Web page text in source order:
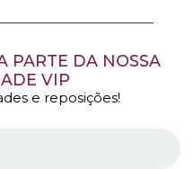
PARTE DA NOSSA
VIP
e reposições!